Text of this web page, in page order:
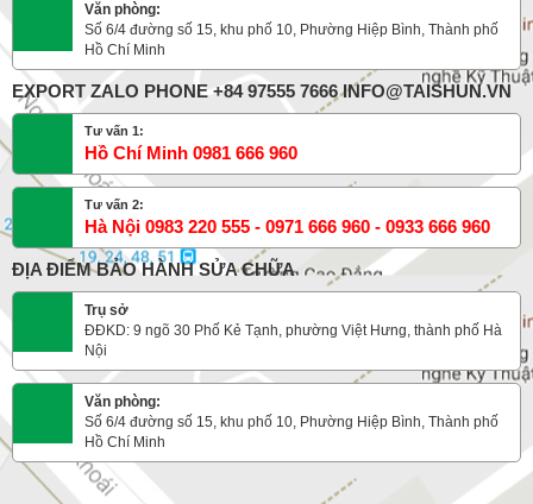
Văn phòng:
Số 6/4 đường số 15, khu phố 10, Phường Hiệp Bình, Thành phố
Hồ Chí Minh
EXPORT ZALO PHONE +84 97555 7666 INFO@TAISHUN.VN
Tư vấn 1:
Hồ Chí Minh 0981 666 960
Tư vấn 2:
Hà Nội 0983 220 555 - 0971 666 960 - 0933 666 960
ĐỊA ĐIỂM BẢO HÀNH SỬA CHỮA
Trụ sở
ĐĐKD: 9 ngõ 30 Phố Kẻ Tạnh, phường Việt Hưng, thành phố Hà
Nội
Văn phòng:
Số 6/4 đường số 15, khu phố 10, Phường Hiệp Bình, Thành phố
Hồ Chí Minh